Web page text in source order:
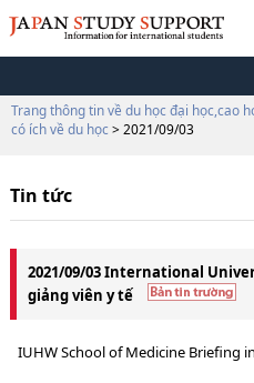
Trang thông tin về du học đại học,cao
có ích về du học > 2021/09/03
Tin tức
2021/09/03 International
giảng viên y tế
IUHW School of Medicine Briefing